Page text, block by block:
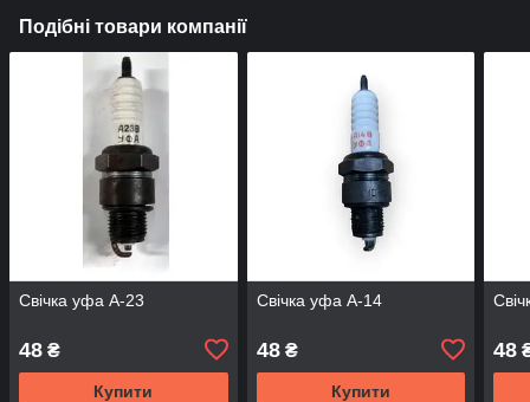
Подібні товари компанії
Свічка уфа А-23
48 ₴
Купити
Свічка уфа А-14
48₴
Купити
48